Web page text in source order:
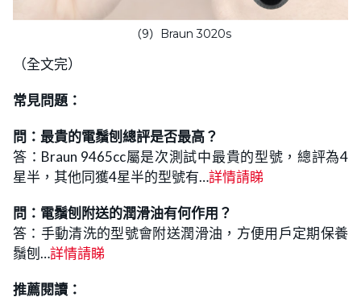
（9）Braun 3020s
（全文完）
常見問題：
問：最貴的電鬚刨總評是否最高？
答：Braun 9465cc屬是次測試中最貴的型號，總評為4
星半，其他同獲4星半的型號有…詳情請睇
問：電鬚刨附送的潤滑油有何作用？
答：手動清洗的型號會附送潤滑油，方便用戶定期保養
鬚刨…詳情請睇
推薦閱讀：